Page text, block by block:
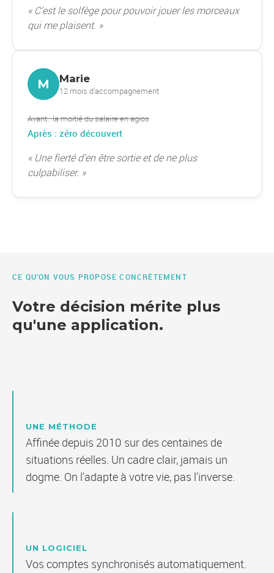
« C’est le solfège pour pouvoir jouer les morceaux
qui me plaisent. »
M Marie
12 mois d'accompagnement
Avant : la moitié du salaire en agios
Après : zéro découvert
« Une fierté d’en être sortie et de ne plus
culpabiliser. »
CE QU’ON VOUS PROPOSE CONCRÈTEMENT
Votre décision mérite plus
qu'une application.
UNE MÉTHODE
Affinée depuis 2010 sur des centaines de
situations réelles. Un cadre clair, jamais un
dogme. On l'adapte à votre vie, pas l'inverse.
UN LOGICIEL
Vos comptes synchronisés automatiquement.